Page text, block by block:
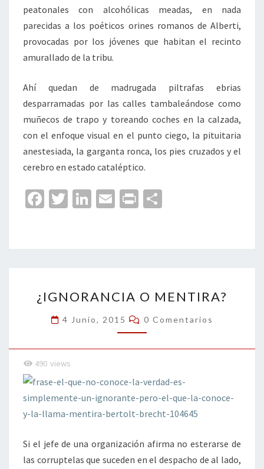
peatonales con alcohólicas meadas, en nada
parecidas a los poéticos orines romanos de Alberti,
provocadas por los jóvenes que habitan el recinto
amurallado de la tribu.
Ahí quedan de madrugada piltrafas ebrias
desparramadas por las calles tambaleándose como
muñecos de trapo y toreando coches en la calzada,
con el enfoque visual en el punto ciego, la pituitaria
anestesiada, la garganta ronca, los pies cruzados y el
cerebro en estado cataléptico.
Fa
o
o
k
T
er
Li
dI
n
E
l
Pr
p
ar
tir
O
MENTIRA?
¿IGNORANCIA O MENTIRA?
4 Junio, 2015 Comentarios
0 Comentarios
490 views
Si el jefe de una organización afirma no esterarse de
las corruptelas que suceden en el despacho de al lado,